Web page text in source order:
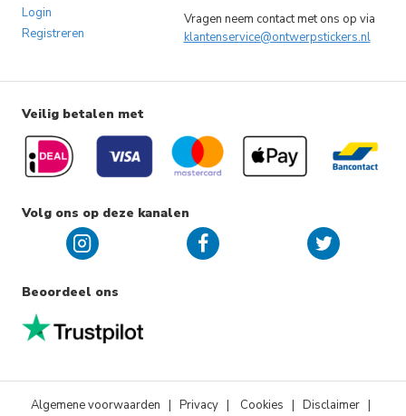
Login
Registreren
Vragen neem contact met ons op via
klantenservice@ontwerpstickers.nl
Veilig betalen met
Volg ons op deze kanalen
Beoordeel ons
Algemene voorwaarden | Privacy | Cookies | Disclaimer |